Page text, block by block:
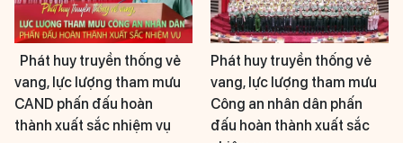
Phát huy truyền thống vẻ
vang, lực lượng tham mưu
CAND phấn đấu hoàn
thành xuất sắc nhiệm vụ
Phát huy truyền thống vẻ
vang, lực lượng tham mưu
Công an nhân dân phấn
đấu hoàn thành xuất sắc